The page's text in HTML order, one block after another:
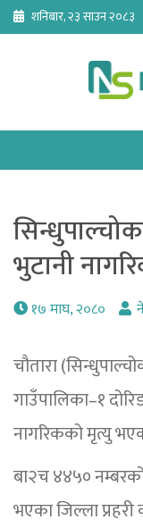
Skip
content
शनिबार, २३ साउन २०८३
भुटानी
१७ माघ, २०८०
चौतारा
गाउँपालिका–१
नागरिकको मृत्यु
बा२च ४४५०
भएका जिल्ला प्रहरी